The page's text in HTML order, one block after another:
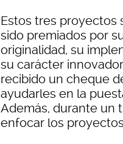
Estos tres proyectos
sido premiados por
originalidad, su
su carácter
recibido un cheque
ayudarles en la
Además, durante un
enfocar los